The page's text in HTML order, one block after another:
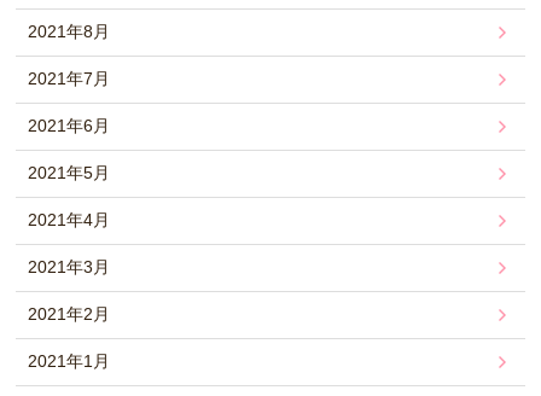
2021年8月
2021年7月
2021年6月
2021年5月
2021年4月
2021年3月
2021年2月
2021年1月